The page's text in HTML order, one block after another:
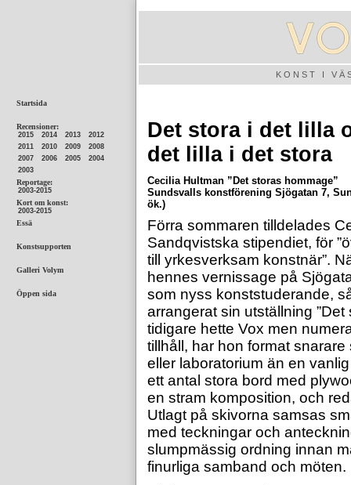
KONST I
Det stora i det lilla
det lilla i det stora
Cecilia Hultman ”Det storas hommage”
Sundsvalls konstförening Sjögatan 7,
ök.)
Förra sommaren tilldelades
Sandqvistska stipendiet, för
till yrkesverksam konstnär”.
hennes vernissage på
som nyss konststuderande,
arrangerat sin utställning
tidigare hette Vox men
tillhåll, har hon format
eller laboratorium än en
ett antal stora bord med
en stram komposition, och
Utlagt på skivorna samsas
med teckningar och
slumpmässig ordning innan
finurliga samband och möten.